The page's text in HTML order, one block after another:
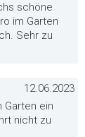
schöne
im Garten
Sehr zu
12.06.2023
Garten ein
nicht zu